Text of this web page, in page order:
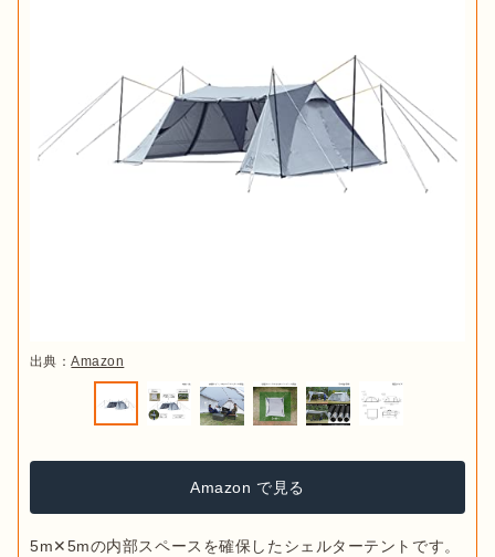
出典：Amazon
Amazon で見る
5m✕5mの内部スペースを確保したシェルターテントです。